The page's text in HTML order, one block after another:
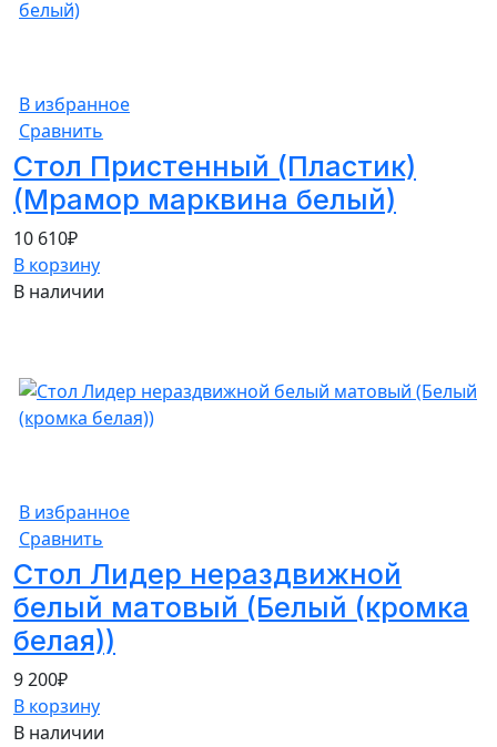
В избранное
Сравнить
Стол Пристенный (Пластик)
(Мрамор марквина белый)
10 610₽
В корзину
В наличии
В избранное
Сравнить
Стол Лидер нераздвижной
белый матовый (Белый (кромка
белая))
9 200₽
В корзину
В наличии